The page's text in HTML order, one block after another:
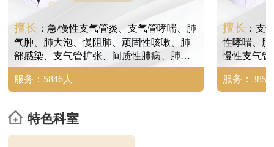
擅长 ：急/慢性支气管炎、支气管哮喘、肺
气肿、肺大泡、慢阻肺、顽固性咳嗽、肺
部感染、支气管扩张、间质性肺病、肺间
质纤维化、尘肺、矽肺、肺结节等。
服务：5846人
擅长 ：支
性哮喘、
慢性支气
病、肺炎
尘肺、矽
服务：3854
特色科室